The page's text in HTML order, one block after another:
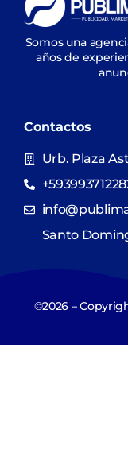
Somos una
años de
Contactos
Urb. Plaza
Santo
©2026 –